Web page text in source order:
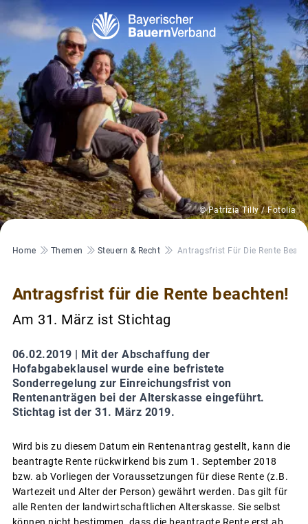
© Patrizia Tilly / Fotolia
Pfadnavigation
Home Themen Steuern & Recht Antragsfrist Für Die Rente
Antragsfrist für die Rente beachten!
Am 31. März ist Stichtag
06.02.2019 | Mit der Abschaffung der
Hofabgabeklausel wurde eine befristete
Sonderregelung zur Einreichungsfrist von
Rentenanträgen bei der Alterskasse eingeführt.
Stichtag ist der 31. März 2019.
Wird bis zu diesem Datum ein Rentenantrag gestellt, kann die
beantragte Rente rückwirkend bis zum 1. September 2018
bzw. ab Vorliegen der Voraussetzungen für diese Rente (z.B.
Wartezeit und Alter der Person) gewährt werden. Das gilt für
alle Renten der landwirtschaftlichen Alterskasse. Sie selbst
können nicht bestimmen, dass die beantragte Rente erst ab